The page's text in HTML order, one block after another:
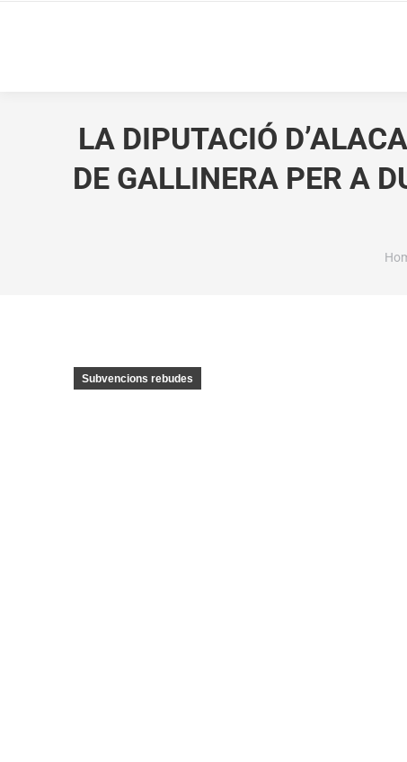
LA DIPUTACIÓ
DE GALLINERA PER A
Subvencions rebudes